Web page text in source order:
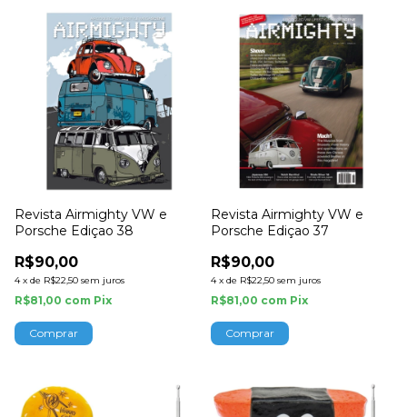
Revista Airmighty VW e
Porsche Ediçao 38
R$90,00
4 x de R$22,50 sem juros
R$81,00 com Pix
Revista Airmighty VW e
Porsche Ediçao 37
R$90,00
4 x de R$22,50 sem juros
R$81,00 com Pix